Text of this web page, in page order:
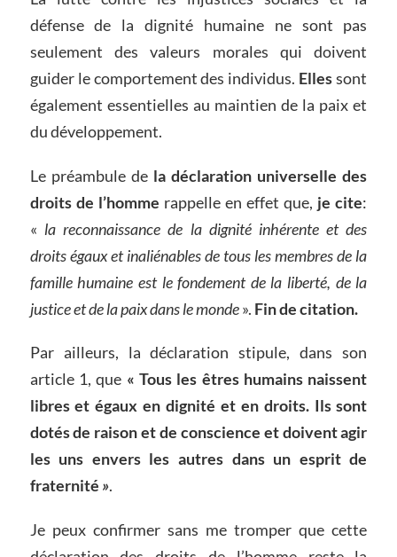
défense de la dignité humaine ne sont pas
seulement des valeurs morales qui doivent
guider le comportement des individus. Ellessont
également essentielles au maintien de la paix et
du développement.
Le préambule de la déclaration universelle des
droits de l’homme rappelle en effet que, je cite:
« la reconnaissance de la dignité inhérente et des
droits égaux et inaliénables de tous les membres de la
famille humaine est le fondement de la liberté, de la
justice et de la paix dans le monde». Fin de citation.
Par ailleurs, la déclaration stipule, dans son
article 1, que « Tous les êtres humains naissent
libres et égaux en dignité et en droits. Ils sont
dotés de raison et de conscience et doivent agir
les uns envers les autres dans un esprit de
fraternité ».
Je peux confirmer sans me tromper que cette